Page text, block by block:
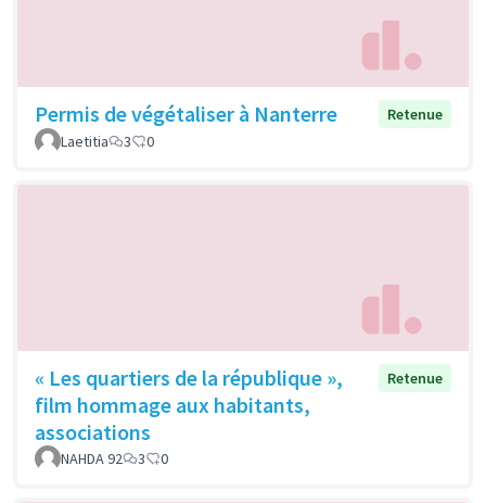
Permis de végétaliser à Nanterre
Retenue
Laetitia
3 0
« Les quartiers de la république »,
film hommage aux habitants,
associations
Retenue
NAHDA 92 3 0